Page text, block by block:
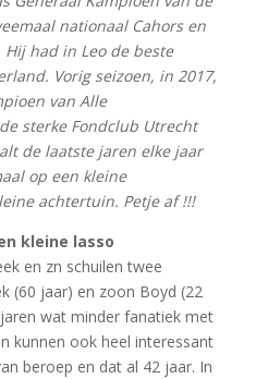
nationaal Cahors en
had in Leo de beste
Vorig seizoen, in 2017,
van Alle
sterke Fondclub Utrecht
de laatste jaren elke jaar
op een kleine
achtertuin. Petje af !!!
kleine lasso
en zn schuilen twee
(60 jaar) en zoon Boyd (22
wat minder fanatiek met
kunnen ook heel interessant
beroep en dat al 42 jaar. In